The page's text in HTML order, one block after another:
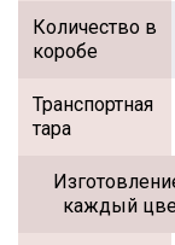
Количество в
коробе
Транспортная
тара
каждый